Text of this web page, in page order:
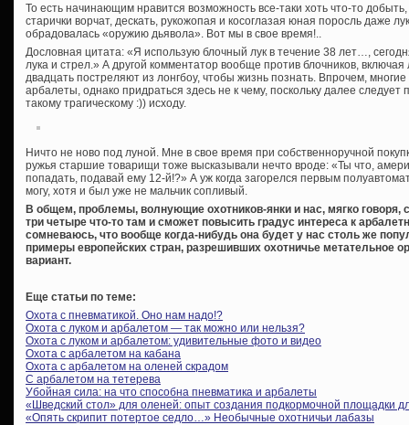
То есть начинающим нравится возможность все-таки хоть что-то
старички ворчат, дескать, рукожопая и косоглазая юная поросль даже
обрадовалась «оружию дьявола». Вот мы в свое время!..
Дословная цитата: «Я использую блочный лук в течение 38 лет…,
лука и стрел.» А другой комментатор вообще против блочников,
двадцать постреляют из лонгбоу, чтобы жизнь познать. Впрочем,
арбалеты, однако придраться здесь не к чему, поскольку далее
такому трагическому :)) исходу.
Ничто не ново под луной. Мне в свое время при собственноручной
ружья старшие товарищи тоже высказывали нечто вроде: «Ты что,
попадать, подавай ему 12-й!?» А уж когда загорелся первым
могу, хотя и был уже не мальчик сопливый.
В общем, проблемы, волнующие охотников-янки и нас, мягко говоря,
три четыре что-то там и сможет повысить градус интереса к
сомневаюсь, что вообще когда-нибудь она будет у нас столь же
примеры европейских стран, разрешивших охотничье метательное
вариант.
Еще статьи по теме:
Охота с пневматикой. Оно нам надо!?
Охота с луком и арбалетом — так можно или нельзя?
Охота с луком и арбалетом: удивительные фото и видео
Охота с арбалетом на кабана
Охота с арбалетом на оленей скрадом
С арбалетом на тетерева
Убойная сила: на что способна пневматика и арбалеты
«Шведский стол» для оленей: опыт создания подкормочной площадки
«Опять скрипит потертое седло…» Необычные охотничьи лабазы